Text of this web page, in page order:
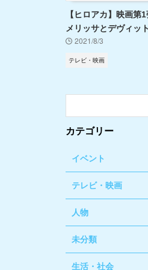
【ヒロアカ】映画第
メリッサとデヴィッ
2021/8/3
テレビ・映画
カテゴリー
イベント
テレビ・映画
人物
未分類
生活・社会